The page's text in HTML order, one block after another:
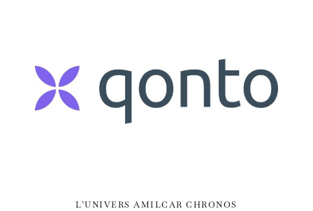
L’UNIVERS AMILCAR CHRONOS